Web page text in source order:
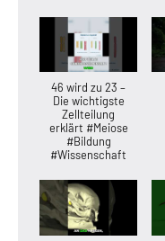
46 wird zu 23 –
Die wichtigste
Zellteilung
erklärt #Meiose
#Bildung
#Wissenschaft